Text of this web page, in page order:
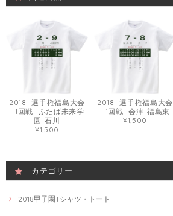
2018_選手権福島大会
_1回戦_ふたば未来学
園-石川
¥1,500
2018_選手権福島大会
_1回戦_会津-福島東
¥1,500
カテゴリー
2018甲子園Tシャツ・トート